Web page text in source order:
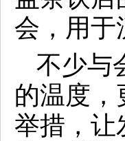
会，用于
不少与
的温度，
举措，让